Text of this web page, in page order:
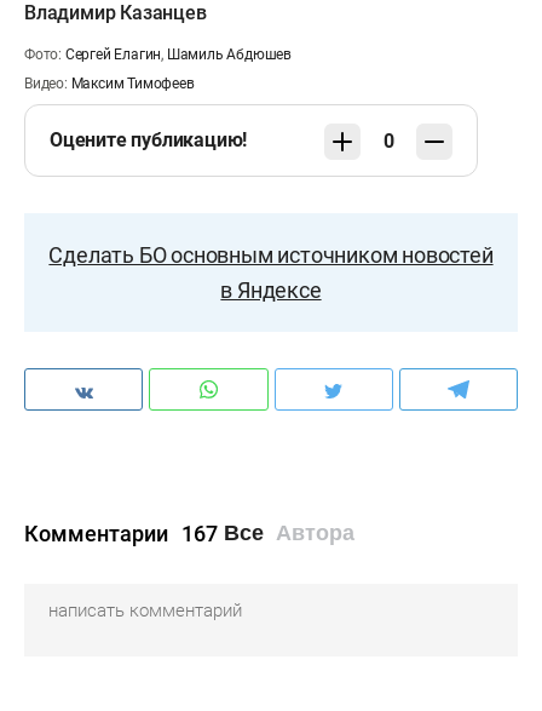
Владимир Казанцев
Фото: Сергей Елагин, Шамиль Абдюшев
Видео: Максим Тимофеев
Оцените публикацию! 0
Сделать БО основным источником новостей
в Яндексе
Комментарии 167 Все Автора